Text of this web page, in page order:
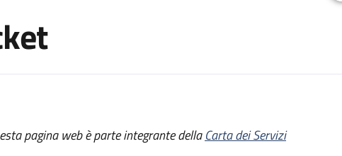
pagina web è parte integrante dellaCarta dei Servizi